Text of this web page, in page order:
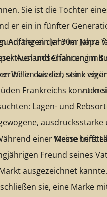
Sie ist die Tochter
er ein in fünfter
der ein Jahr im Napa
Auslandserfahrung mit
Willen wieder, seine
zu
Anfängen der 90er Jahre
und Chancen im
in das sich stark
Frankreichs konnten
Lagen- und
Weine
einer Messe trifft
Freund seines
ausgezeichnet
sie, eine Marke